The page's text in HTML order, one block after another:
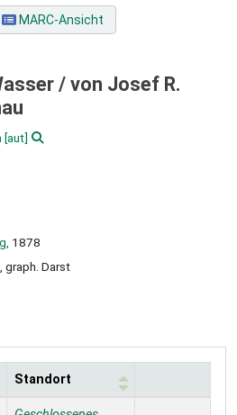
MARC-Ansicht
/ von Josef R.
[aut]
1878
graph. Darst
Standort